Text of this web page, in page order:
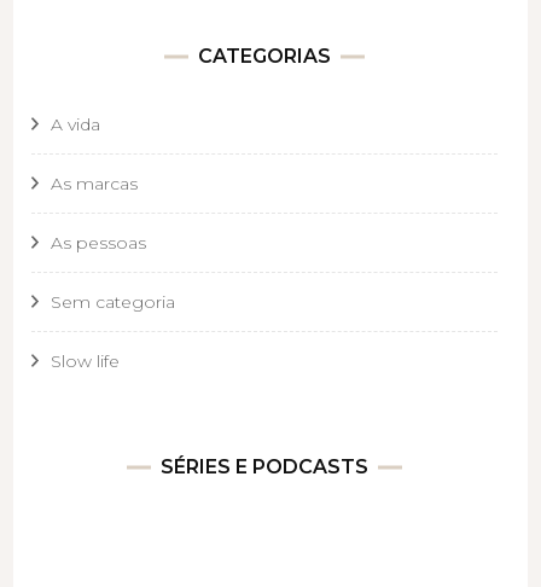
CATEGORIAS
A vida
As marcas
As pessoas
Sem categoria
Slow life
SÉRIES E PODCASTS